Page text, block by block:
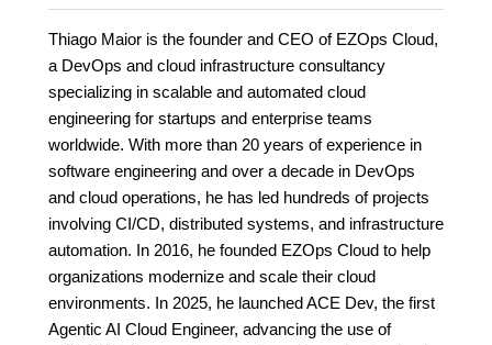
Thiago Maior is the founder and CEO of EZOps Cloud,
a DevOps and cloud infrastructure consultancy
specializing in scalable and automated cloud
engineering for startups and enterprise teams
worldwide. With more than 20 years of experience in
software engineering and over a decade in DevOps
and cloud operations, he has led hundreds of projects
involving CI/CD, distributed systems, and infrastructure
automation. In 2016, he founded EZOps Cloud to help
organizations modernize and scale their cloud
environments. In 2025, he launched ACE Dev, the first
Agentic AI Cloud Engineer, advancing the use of